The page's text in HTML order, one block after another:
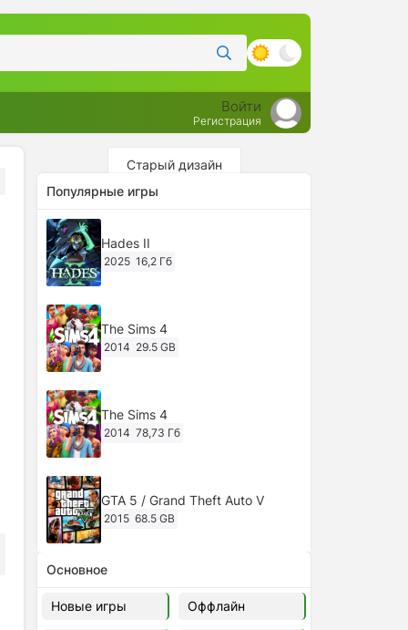
Войти
Регистрация
Старый дизайн
Популярные игры
Hades II
2025 16,2 Гб
The Sims 4
2014 29.5 GB
The Sims 4
2014 78,73 Гб
GTA 5 / Grand Theft Auto V
2015 68.5 GB
Ghost of Tsushima: Director's Cut
v.1053.8.1023.1614 [RePack
Decepticon] (2024)
2024
Основное
Новые игры Оффлайн